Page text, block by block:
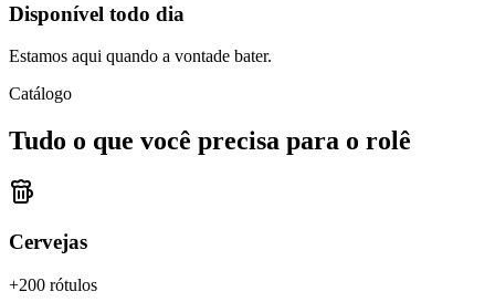
Disponível todo dia
Estamos aqui quando a vontade bater.
Catálogo
Tudo o que você precisa para o rolê
Cervejas
+200 rótulos